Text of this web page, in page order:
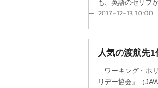
も、英語のセリフ
2017-12-13 10:00
人気の渡航先
ワーキング・ホ
リデー協会』（